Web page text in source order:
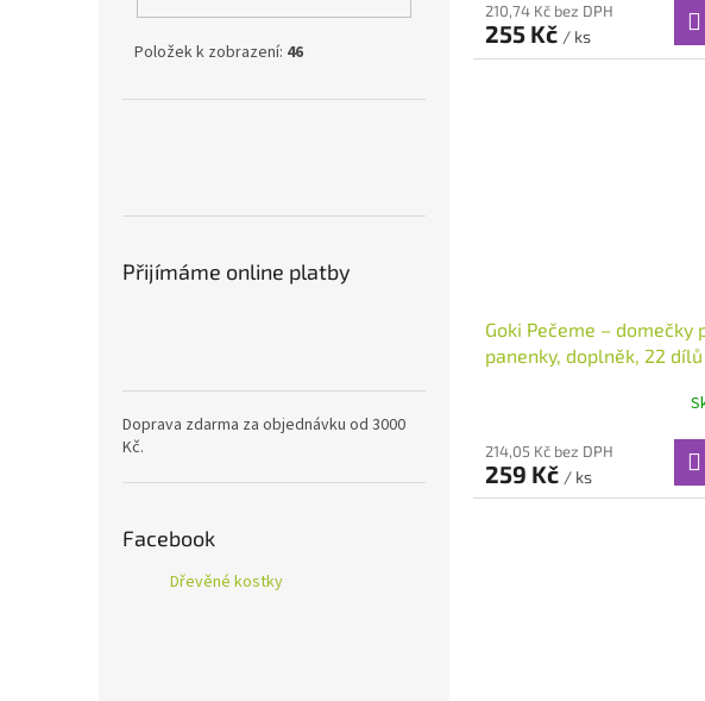
Položek k zobrazení: 46
Přijímáme online platby
Doprava zdarma za objednávku od 3000
Kč.
Facebook
Dřevěné kostky
210,74 Kč bez DPH
255 Kč / ks
Goki Pečeme – domečky
panenky, doplněk, 22 dílů
214,05 Kč bez DPH
259 Kč / ks